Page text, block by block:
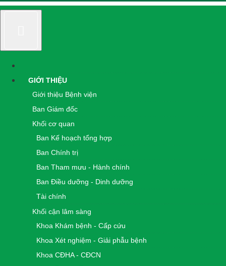
GIỚI THIỆU
Giới thiệu Bệnh viện
Ban Giám đốc
Khối cơ quan
Ban Kế hoạch tổng hợp
Ban Chính trị
Ban Tham mưu - Hành chính
Ban Điều dưỡng - Dinh dưỡng
Tài chính
Khối cận lâm sàng
Khoa Khám bệnh - Cấp cứu
Khoa Xét nghiệm - Giải phẫu bệnh
Khoa CĐHA - CĐCN